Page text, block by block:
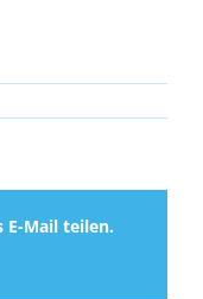
E-Mail teilen.